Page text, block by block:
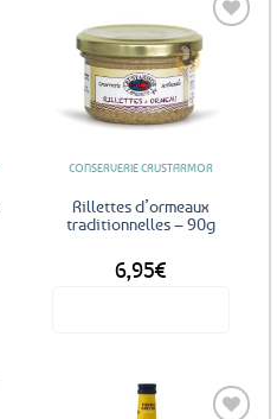
favoris
CONSERVERIE CRUSTARMOR
Rillettes d’ormeaux
traditionnelles – 90g
6,95€